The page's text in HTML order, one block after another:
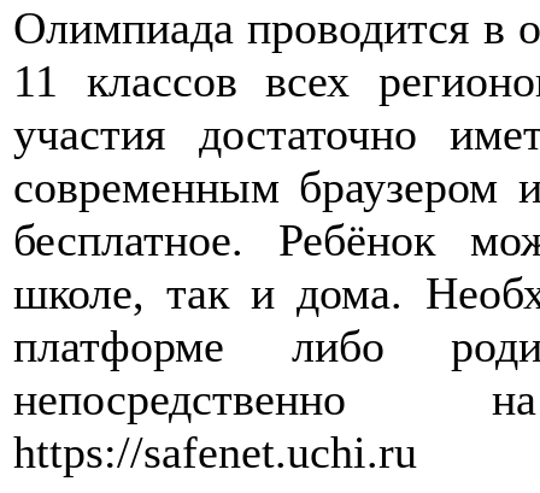
Олимпиада проводится в
11 классов всех
участия достаточно
современным браузером
бесплатное. Ребёнок
школе, так и дома.
платформе либо
https://safenet.uchi.ru